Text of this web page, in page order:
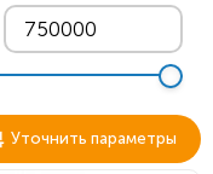
Уточнить параметры